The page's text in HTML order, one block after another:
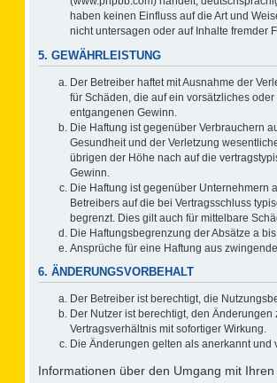
haben keinen Einfluss auf die Art und
nicht untersagen oder auf Inhalte fremder
5. GEWÄHRLEISTUNG
Der Betreiber haftet mit Ausnahme der
für Schäden, die auf ein vorsätzliches
entgangenen Gewinn.
Die Haftung ist gegenüber Verbrauchern
Gesundheit und der Verletzung
übrigen der Höhe nach auf die
Gewinn.
Die Haftung ist gegenüber Unternehmern
Betreibers auf die bei Vertragsschluss
begrenzt. Dies gilt auch für mittelbare
Die Haftungsbegrenzung der Absätze a
Ansprüche für eine Haftung aus
6. ÄNDERUNGSVORBEHALT
Der Betreiber ist berechtigt, die
Der Nutzer ist berechtigt, den
Vertragsverhältnis mit sofortiger Wirkung.
Die Änderungen gelten als anerkannt
Informationen über den Umgang mit